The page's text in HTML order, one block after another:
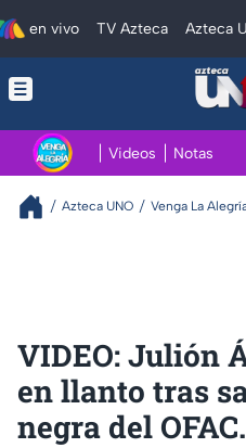
en vivo TV Azteca Azteca
Videos Notas
Azteca UNO Venga La
VIDEO: Julión
en llanto tras
negra del OFAC.